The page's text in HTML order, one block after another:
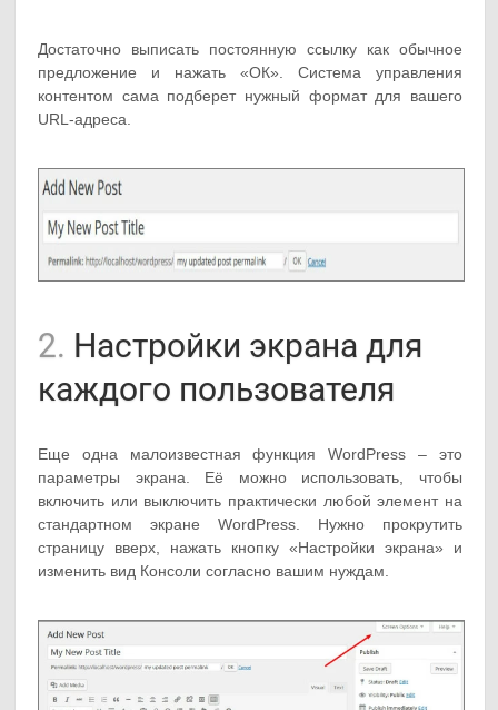
Достаточно выписать постоянную ссылку как обычное
предложение и нажать «ОК». Система управления
контентом сама подберет нужный формат для вашего
URL-адреса.
2. Настройки экрана для
каждого пользователя
Еще одна малоизвестная функция WordPress – это
параметры экрана. Её можно использовать, чтобы
включить или выключить практически любой элемент на
стандартном экране WordPress. Нужно прокрутить
страницу вверх, нажать кнопку «Настройки экрана» и
изменить вид Консоли согласно вашим нуждам.